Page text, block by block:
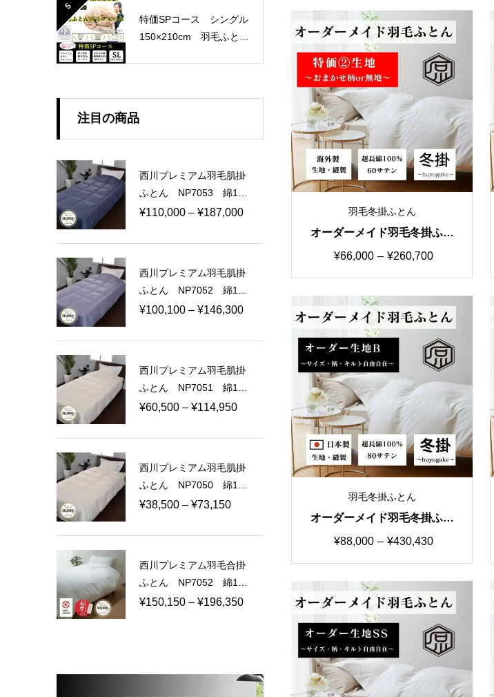
価
格
は
で
し
た。
の
価
格
¥29,700
で
す。
羽毛冬掛ふとん
オーダーメイド羽毛冬掛ふと
ん 特価②生地60サテン シ
¥66,000 – ¥260,700
価
帯:
¥66,000
–
¥260,700
羽毛冬掛ふとん
オーダーメイド羽毛冬掛ふと
ん 国産生地B カスタマイズ
¥88,000 – ¥430,430
価
帯:
¥88,000
–
¥430,430
5
特価SPコース シングル
150×210cm 羽毛ふとん
注目の商品
西川プレミアム羽毛肌掛
ふとん NP7053 綿10
0％ 100ラムコサテン
¥110,000 – ¥187,000価
帯:
–
西川プレミアム羽毛肌掛
ふとん NP7052 綿10
0％ 80ラムコサテン
¥100,100 – ¥146,300価
帯:
–
西川プレミアム羽毛肌掛
ふとん NP7051 綿10
0％ 60ラムコサテン
¥60,500 – ¥114,950価
帯:
–
西川プレミアム羽毛肌掛
ふとん NP7050 綿10
0％ 60サテン 日本製
¥38,500 – ¥73,150価
帯:
–
西川プレミアム羽毛合掛
ふとん NP7052 綿10
0％ 80ラムコサテン
¥150,150 – ¥196,350価
¥196,350